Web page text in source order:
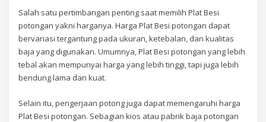
Salah satu pertimbangan penting saat memilih Plat Besi
potongan yakni harganya. Harga Plat Besi potongan dapat
bervariasi tergantung pada ukuran, ketebalan, dan kualitas
baja yang digunakan. Umumnya, Plat Besi potongan yang lebih
tebal akan mempunyai harga yang lebih tinggi, tapi juga lebih
bendung lama dan kuat.
Selain itu, pengerjaan potong juga dapat memengaruhi harga
Plat Besi potongan. Sebagian kios atau pabrik baja potongan